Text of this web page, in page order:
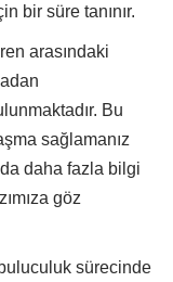
bir süre tanınır.
arasındaki
Bu
sağlamanız
daha fazla bilgi
göz
sürecinde